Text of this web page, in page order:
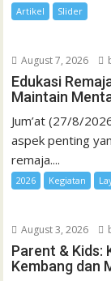
Artikel Slider
August 7, 2026
Edukasi
Maintain
Jum’at (27/8/
aspek penting
remaja....
2026 Kegiatan
August 3, 2026
Parent & Kids:
Kembang dan